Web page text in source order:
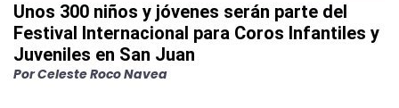
Unos 300 niños y jóvenes serán parte del
Festival Internacional para Coros Infantiles y
Juveniles en San Juan
PorCeleste Roco Navea